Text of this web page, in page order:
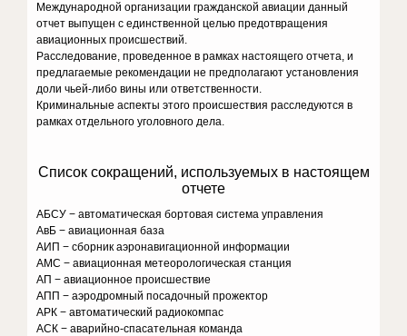
Международной организации гражданской авиации данный
отчет выпущен с единственной целью предотвращения
авиационных происшествий.
Расследование, проведенное в рамках настоящего отчета, и
предлагаемые рекомендации не предполагают установления
доли чьей-либо вины или ответственности.
Криминальные аспекты этого происшествия расследуются в
рамках отдельного уголовного дела.
Список сокращений, используемых в настоящем
отчете
АБСУ − автоматическая бортовая система управления
АвБ − авиационная база
АИП − сборник аэронавигационной информации
АМС − авиационная метеорологическая станция
АП − авиационное происшествие
АПП − аэродромный посадочный прожектор
АРК − автоматический радиокомпас
АСК − аварийно-спасательная команда